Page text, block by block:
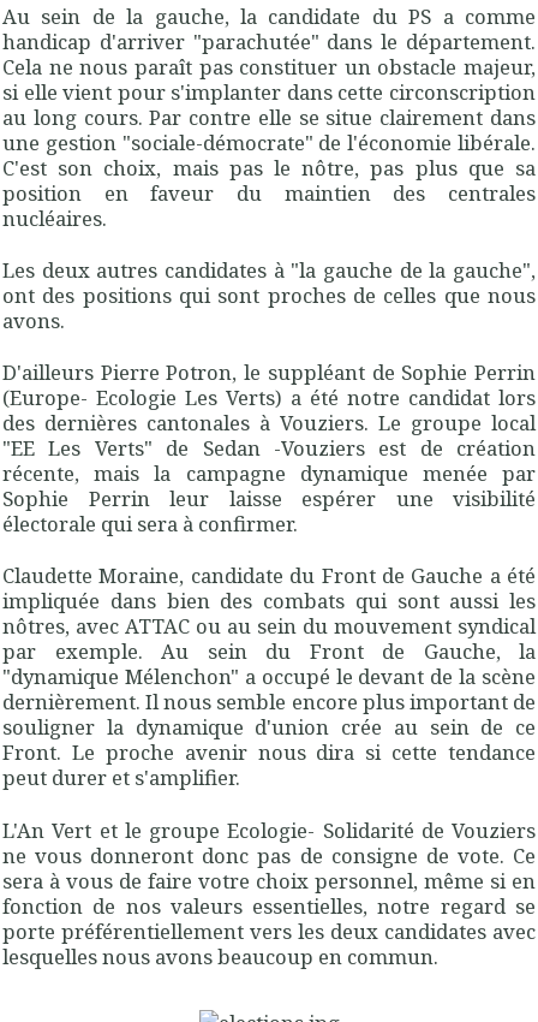
Au sein de la gauche, la candidate du PS a comme
handicap d'arriver "parachutée" dans le département.
Cela ne nous paraît pas constituer un obstacle majeur,
si elle vient pour s'implanter dans cette circonscription
au long cours. Par contre elle se situe clairement dans
une gestion "sociale-démocrate" de l'économie libérale.
C'est son choix, mais pas le nôtre, pas plus que sa
position en faveur du maintien des centrales
nucléaires.
Les deux autres candidates à "la gauche de la gauche",
ont des positions qui sont proches de celles que nous
avons.
D'ailleurs Pierre Potron, le suppléant de Sophie Perrin
(Europe- Ecologie Les Verts) a été notre candidat lors
des dernières cantonales à Vouziers. Le groupe local
"EE Les Verts" de Sedan -Vouziers est de création
récente, mais la campagne dynamique menée par
Sophie Perrin leur laisse espérer une visibilité
électorale qui sera à confirmer.
Claudette Moraine, candidate du Front de Gauche a été
impliquée dans bien des combats qui sont aussi les
nôtres, avec ATTAC ou au sein du mouvement syndical
par exemple. Au sein du Front de Gauche, la
"dynamique Mélenchon" a occupé le devant de la scène
dernièrement. Il nous semble encore plus important de
souligner la dynamique d'union crée au sein de ce
Front. Le proche avenir nous dira si cette tendance
peut durer et s'amplifier.
L'An Vert et le groupe Ecologie- Solidarité de Vouziers
ne vous donneront donc pas de consigne de vote. Ce
sera à vous de faire votre choix personnel, même si en
fonction de nos valeurs essentielles, notre regard se
porte préférentiellement vers les deux candidates avec
lesquelles nous avons beaucoup en commun.